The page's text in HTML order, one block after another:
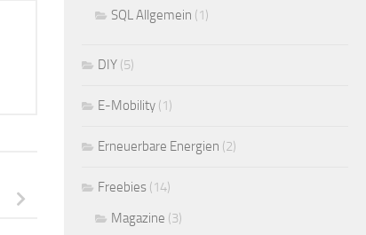
SQL Allgemein (1)
DIY (5)
E-Mobility (1)
Erneuerbare Energien (2)
Freebies (14)
Magazine (3)